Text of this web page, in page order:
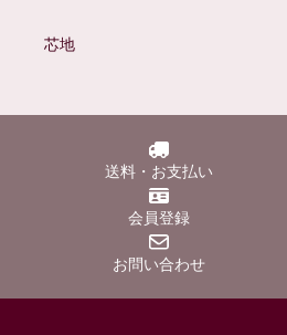
芯地
送料・お支払い
会員登録
お問い合わせ